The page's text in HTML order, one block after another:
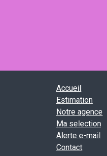
Accueil
Estimation
Notre agence
Ma selection
Alerte e-mail
Contact